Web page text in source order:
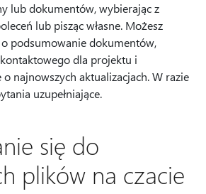
lub dokumentów, wybierając z
lub pisząc własne. Możesz
podsumowanie dokumentów,
dla projektu i
najnowszych aktualizacjach. W razie
uzupełniające.
się do
plików na czacie